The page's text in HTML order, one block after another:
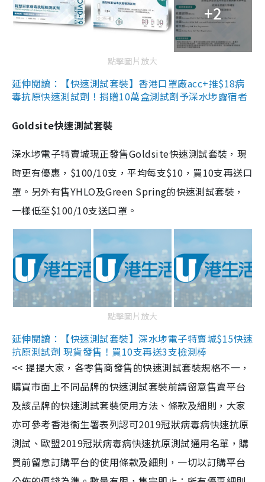
+2
點擊圖片放大
延伸閱讀：【快速測試套裝】香港口罩廠acc+推$18病
毒抗原快速測試劑！捐贈10萬盒測試劑予深水埗露宿者
Goldsite快速測試套裝
深水埗電子特賣城現正發售Goldsite快速測試套裝，現
時更有優惠，$100/10支，平均每支$10，買10支再送口
罩。另外有售YHLO及Green Spring的快速測試套裝，
一樣低至$100/10支送口罩。
點擊圖片放大
延伸閱讀：【快速測試套裝】深水埗電子特賣城$15快速
抗原測試劑 現貨發售！買10支再送3支檢測棒
<< 提提大家，各零售商發售的快速測試套裝規格不一，
購買市面上不同品牌的快速測試套裝前請留意售賣平台
及該品牌的快速測試套裝使用方法、條款及細則，大家
亦可參考香港衞生署表列認可2019冠狀病毒病快速抗原
測試、歐盟2019冠狀病毒病快速抗原測試通用名單，購
買前留意訂購平台的使用條款及細則，一切以訂購平台